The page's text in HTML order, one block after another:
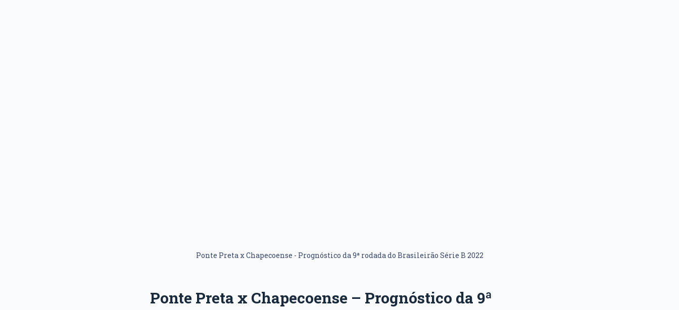
Ponte Preta x Chapecoense - Prognóstico da 9ª rodada do Brasileirão Série B 2022
Ponte Preta x Chapecoense – Prognóstico da 9ª